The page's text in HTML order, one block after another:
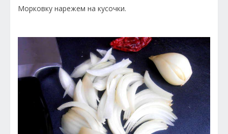
Морковку нарежем на кусочки.